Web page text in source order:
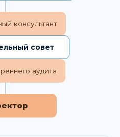
консультант
совет
аудита